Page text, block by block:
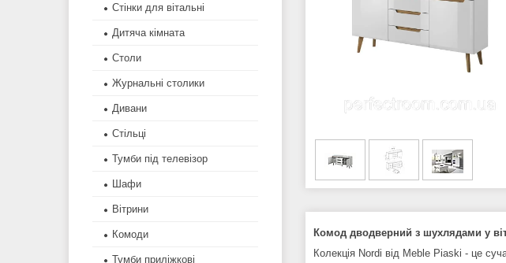
Комод дводверний з шухлядами у
Колекція Nordi від Meble Piaski - це
Стінки для вітальні
Дитяча кімната
Столи
Журнальні столики
Дивани
Стільці
Тумби під телевізор
Шафи
Вітрини
Комоди
Тумби приліжкові